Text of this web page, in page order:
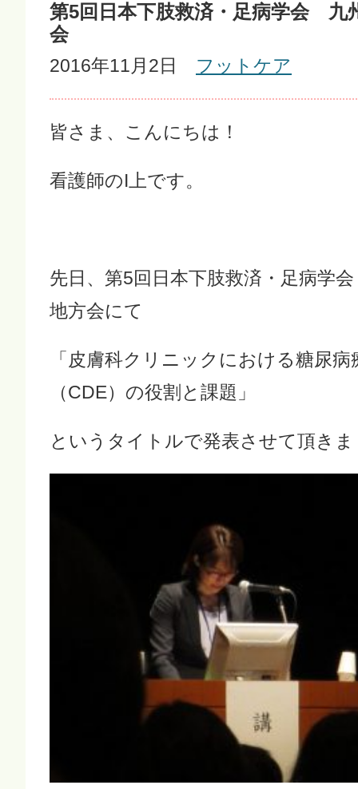
第5回日本下肢救済・足病学会 九
会
2016年11月2日 フットケア
皆さま、こんにちは！
看護師のI上です。
先日、第5回日本下肢救済・足病学
地方会にて
「皮膚科クリニックにおける糖尿病
（CDE）の役割と課題」
というタイトルで発表させて頂き